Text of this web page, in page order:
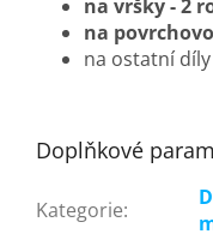
na vršky - 2
na
na ostatní
Doplňkové
Kategorie: